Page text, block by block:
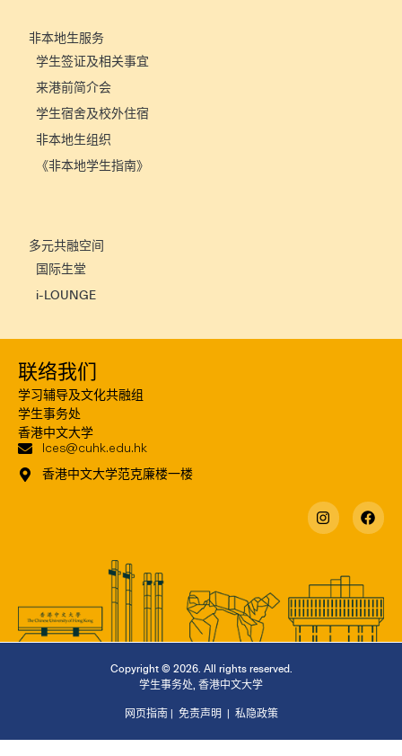
非本地生服务
学生签证及相关事宜
来港前简介会
学生宿舍及校外住宿
非本地生组织
《非本地学生指南》
多元共融空间
国际生堂
i-LOUNGE
联络我们
学习辅导及文化共融组
学生事务处
香港中文大学
lces@cuhk.edu.hk
香港中文大学范克廉楼一楼
Copyright © 2026. All rights reserved.
学生事务处 香港中文大学
网页指南| 免责声明| 私隐政策